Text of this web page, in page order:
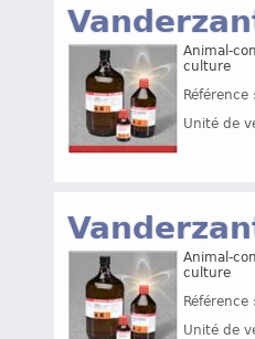
Animal-
culture
Unité de
Animal-
culture
Unité de